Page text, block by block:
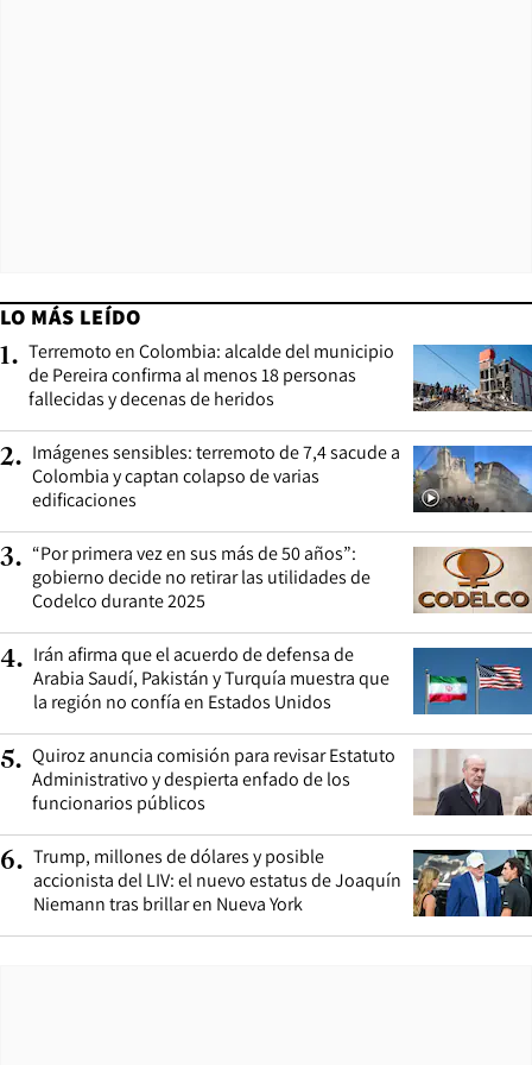
LO MÁS LEÍDO
1. Terremoto en Colombia: alcalde del municipio
de Pereira confirma al menos 18 personas
fallecidas y decenas de heridos
2. Imágenes sensibles: terremoto de 7,4 sacude a
Colombia y captan colapso de varias
edificaciones
3. “Por primera vez en sus más de 50 años”:
gobierno decide no retirar las utilidades de
Codelco durante 2025
4. Irán afirma que el acuerdo de defensa de
Arabia Saudí, Pakistán y Turquía muestra que
la región no confía en Estados Unidos
5. Quiroz anuncia comisión para revisar Estatuto
Administrativo y despierta enfado de los
funcionarios públicos
6. Trump, millones de dólares y posible
accionista del LIV: el nuevo estatus de Joaquín
Niemann tras brillar en Nueva York